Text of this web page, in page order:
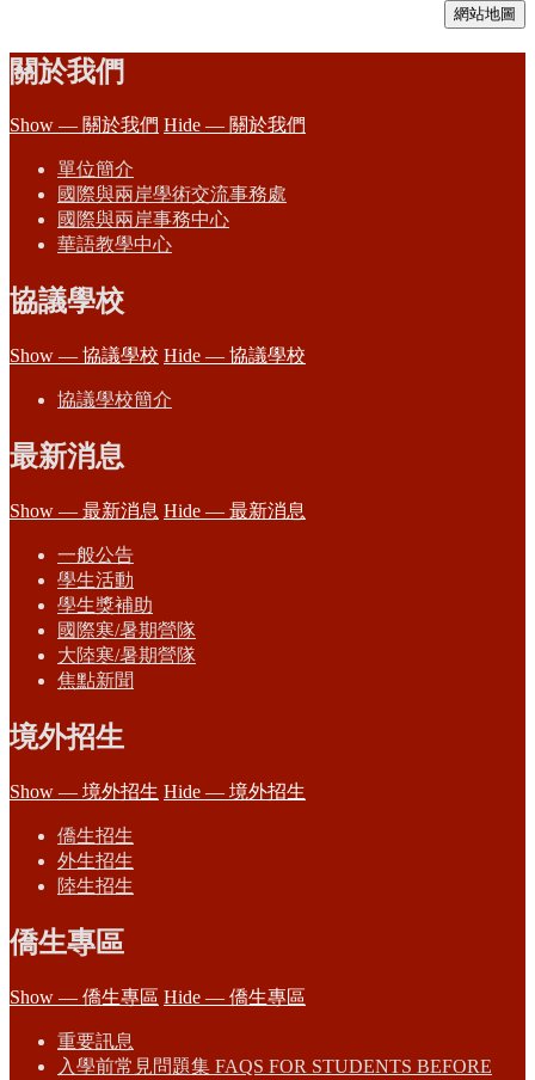
網站地圖
關於我們
Show — 關於我們 Hide — 關於我們
單位簡介
國際與兩岸學術交流事務處
國際與兩岸事務中心
華語教學中心
協議學校
Show — 協議學校 Hide — 協議學校
協議學校簡介
最新消息
Show — 最新消息 Hide — 最新消息
一般公告
學生活動
學生獎補助
國際寒/暑期營隊
大陸寒/暑期營隊
焦點新聞
境外招生
Show — 境外招生 Hide — 境外招生
僑生招生
外生招生
陸生招生
僑生專區
Show — 僑生專區 Hide — 僑生專區
重要訊息
入學前常見問題集 FAQS FOR STUDENTS BEFORE